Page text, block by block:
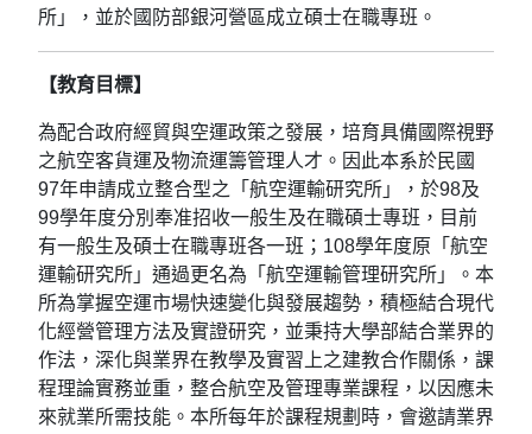
所」，並於國防部銀河營區成立碩士在職專班。
【教育目標】
為配合政府經貿與空運政策之發展，培育具備國際視野
之航空客貨運及物流運籌管理人才。因此本系於民國
97年申請成立整合型之「航空運輸研究所」，於98及
99學年度分別奉准招收一般生及在職碩士專班，目前
有一般生及碩士在職專班各一班；108學年度原「航空
運輸研究所」通過更名為「航空運輸管理研究所」。本
所為掌握空運市場快速變化與發展趨勢，積極結合現代
化經營管理方法及實證研究，並秉持大學部結合業界的
作法，深化與業界在教學及實習上之建教合作關係，課
程理論實務並重，整合航空及管理專業課程，以因應未
來就業所需技能。本所每年於課程規劃時，會邀請業界